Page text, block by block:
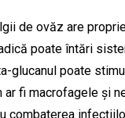
de ovăz are
poate întări
glucanul poate
ar fi macrofagele și
combaterea